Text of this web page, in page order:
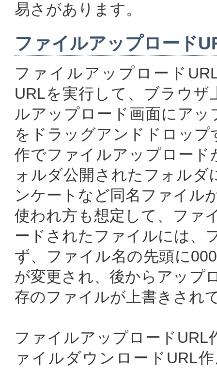
易さがあります。
ファイルアップロード
ファイルアップロード
URLを実行して、ブラウ
ルアップロード画面にア
をドラッグアンドドロッ
作でファイルアップロー
ォルダ公開されたフォル
ンケートなど同名ファイル
使われ方も想定して、ファ
ードされたファイルには、
ず、ファイル名の先頭に
が変更され、後からアップ
存のファイルが上書きされ
ファイルアップロードURL
ァイルダウンロードURL